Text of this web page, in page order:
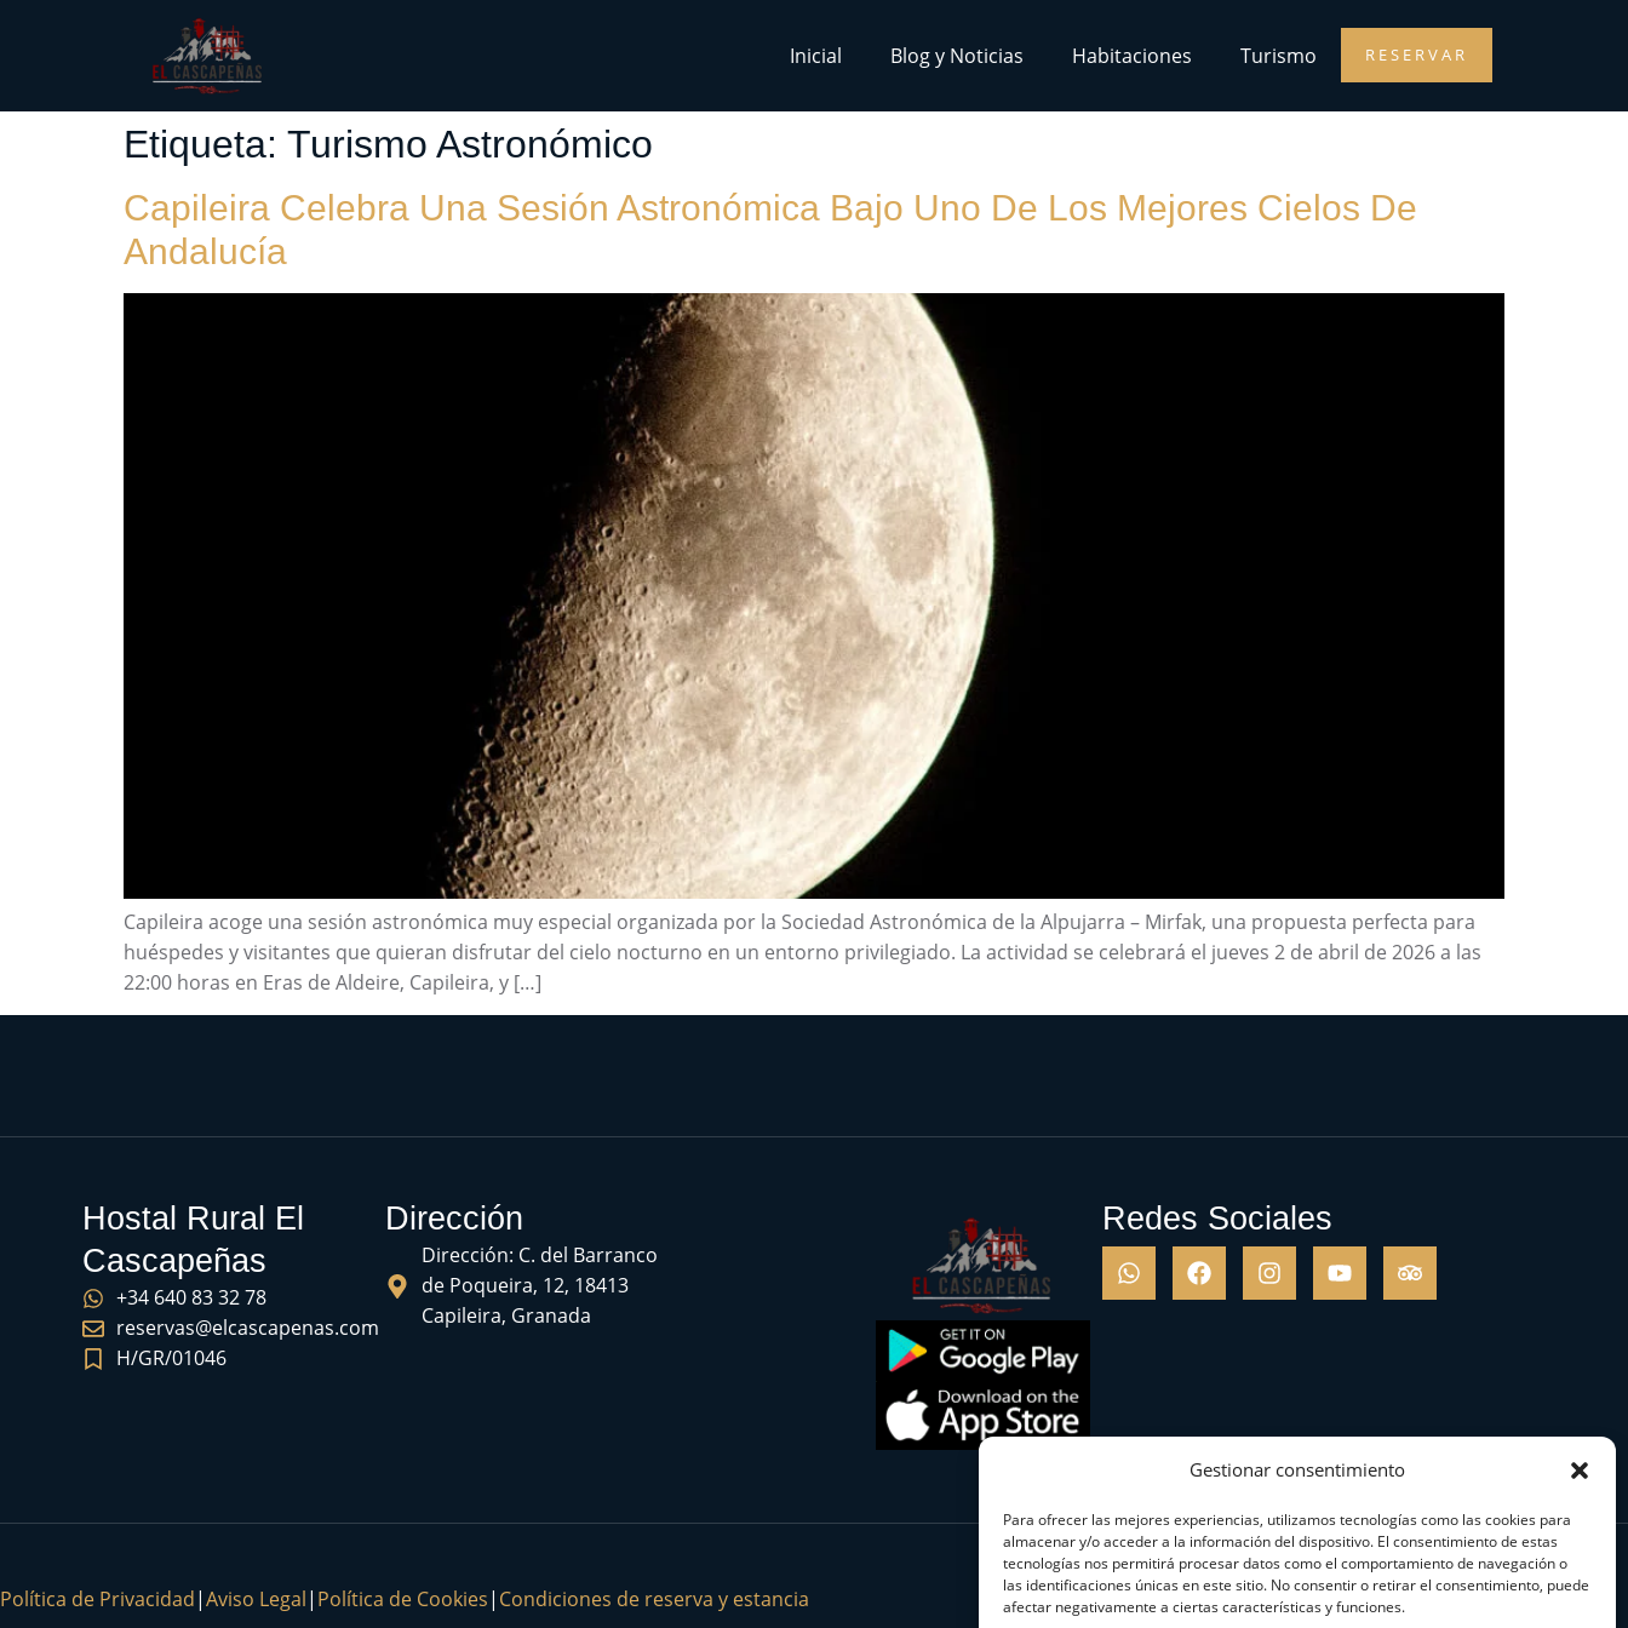
Gestionar consentimiento
Para ofrecer las mejores experiencias, utilizamos tecnologías como las cookies para
almacenar y/o acceder a la información del dispositivo. El consentimiento de estas
tecnologías nos permitirá procesar datos como el comportamiento de navegación o
las identificaciones únicas en este sitio. No consentir o retirar el consentimiento, puede
afectar negativamente a ciertas características y funciones.
Inicial Blog y Noticias Habitaciones Turismo RESERVAR
Etiqueta: Turismo Astronómico
Capileira Celebra Una Sesión Astronómica Bajo Uno De Los Mejores Cielos De
Andalucía
Capileira acoge una sesión astronómica muy especial organizada por la Sociedad Astronómica de la Alpujarra – Mirfak, una propuesta perfecta para
huéspedes y visitantes que quieran disfrutar del cielo nocturno en un entorno privilegiado. La actividad se celebrará el jueves 2 de abril de 2026 a las
22:00 horas en Eras de Aldeire, Capileira, y […]
Hostal Rural El
Cascapeñas
+34 640 83 32 78
reservas@elcascapenas.com
H/GR/01046
Dirección
Dirección: C. del Barranco
de Poqueira, 12, 18413
Capileira, Granada
Redes Sociales
Política de Privacidad|Aviso Legal| Política de Cookies| Condiciones de reserva y estancia